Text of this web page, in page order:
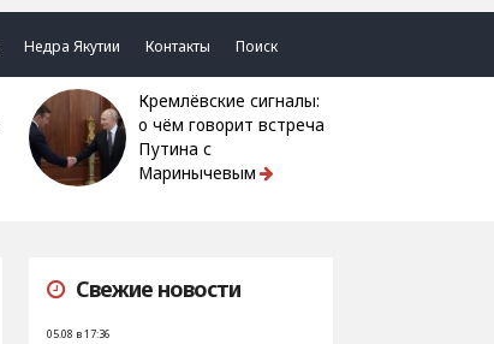
Недра Якутии Контакты Поиск
Кремлёвские сигналы:
о чём говорит встреча
Путина с
Маринычевым
Свежие новости
05.08 в 17:36